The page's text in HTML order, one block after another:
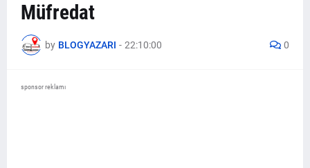
Müfredat
by BLOGYAZARI - 22:10:00 0
sponsor reklamı